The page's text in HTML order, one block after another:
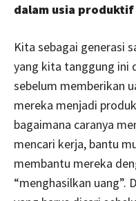
dalam usia
Kita sebagai generasi
yang kita tanggung ini
sebelum memberikan
mereka menjadi
bagaimana caranya
mencari kerja, bantu
membantu mereka
“menghasilkan uang”.